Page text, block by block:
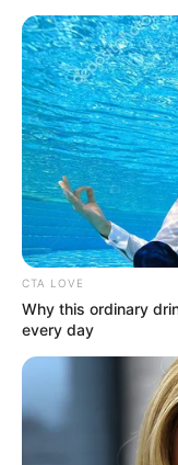
CTA LOVE
Why this ordinary
every day